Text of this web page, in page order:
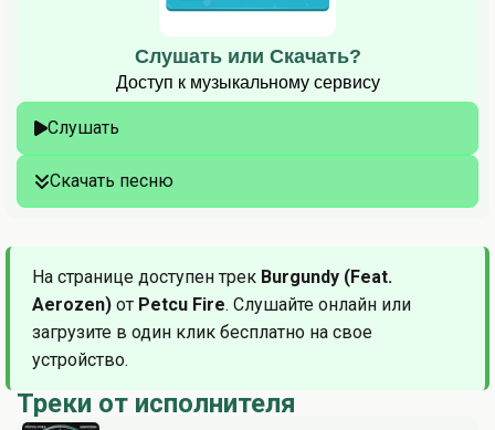
Слушать или Скачать?
Доступ к музыкальному сервису
Слушать
Скачать песню
На странице доступен трек Burgundy (Feat.
Aerozen) от Petcu Fire. Слушайте онлайн или
загрузите в один клик бесплатно на свое
устройство.
Треки от исполнителя